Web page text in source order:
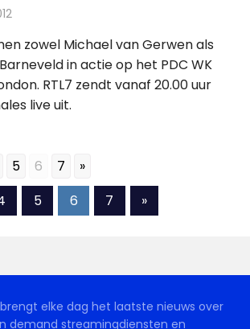
zowel Michael van Gerwen als
in actie op het PDC WK
RTL7 zendt vanaf 20.00 uur
live uit.
5 6 7 »
5 6 7
Volgende
berichten
»
elke dag het laatste nieuws over
demand streamingdiensten en